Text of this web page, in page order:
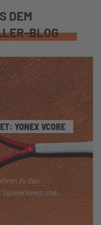
DEM
BLOG
YONEX VCORE
zu den
und...